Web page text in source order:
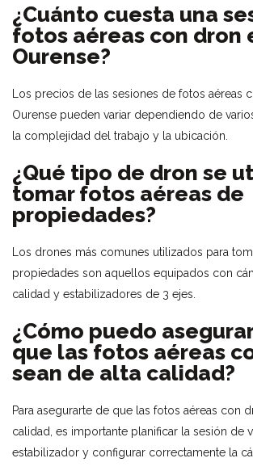
¿Cuánto cuesta una
fotos aéreas con dron
Ourense?
Los precios de las sesiones de fotos aéreas
Ourense pueden variar dependiendo de
la complejidad del trabajo y la ubicación.
¿Qué tipo de dron se
tomar fotos aéreas de
propiedades?
Los drones más comunes utilizados para
propiedades son aquellos equipados con
calidad y estabilizadores de 3 ejes.
¿Cómo puedo
que las fotos aéreas
sean de alta calidad?
Para asegurarte de que las fotos aéreas con
calidad, es importante planificar la sesión de
estabilizador y configurar correctamente la